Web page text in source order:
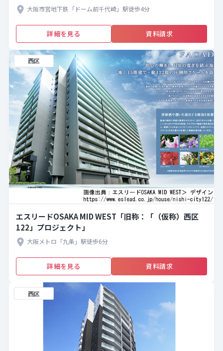
大阪市営地下鉄「ドーム前千代崎」駅徒歩4分
詳細を見る 資料請求
西区
エスリードOSAKA MID WEST「旧称：「（仮称）西区
122」プロジェクト」
大阪メトロ「九条」駅徒歩6分
詳細を見る 資料請求
西区